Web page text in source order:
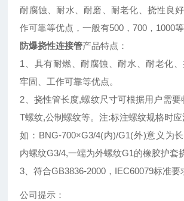
耐腐蚀、耐水、耐磨、耐老化、挠性良
作可靠等优点，一般有500，700，1000等
防爆挠性连接管产品特点：
1、具有耐燃、耐腐蚀、耐水、耐老化
牢固、工作可靠等优点。
2、挠性管长度,螺纹尺寸可根据用户需
T螺纹,公制螺纹等。注:标注螺纹规格时应
如：BNG-700×G3/4(内)/G1(外)意义为
内螺纹G3/4,一端为外螺纹G1的橡胶护套
3、符合GB3836-2000，IEC60079标准要
公司提示：